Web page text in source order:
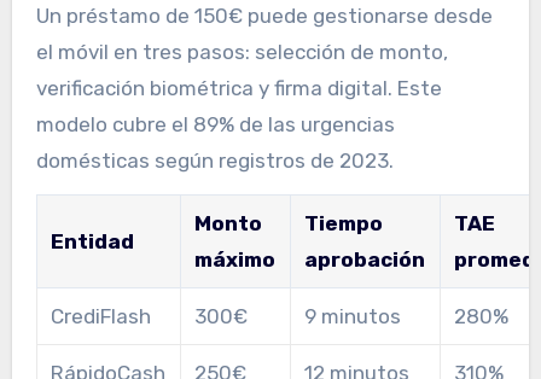
Un préstamo de 150€ puede gestionarse desde
el móvil en tres pasos: selección de monto,
verificación biométrica y firma digital. Este
modelo cubre el 89% de las urgencias
domésticas según registros de 2023.
Entidad
Monto
máximo
Tiempo
aprobación
TAE
CrediFlash 300€ 9 minutos 280%
RápidoCash 250€ 12 minutos 310%